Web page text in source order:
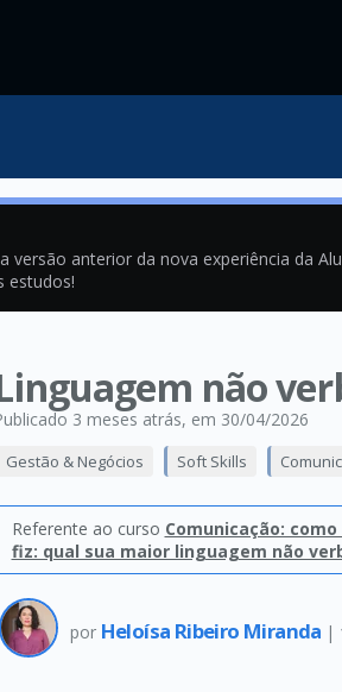
versão anterior da nova experiência da
estudos!
não
3 meses atrás, em 30/04/2026
Gestão & Negócios Soft Skills
Referente ao curso Comunicação:
fiz: qual sua maior linguagem não
por Heloísa Ribeiro Miranda |